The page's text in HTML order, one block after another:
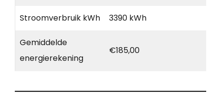
Stroomverbruik kWh 3390 kWh
Gemiddelde
energierekening
€185,00